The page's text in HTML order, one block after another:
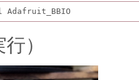
）